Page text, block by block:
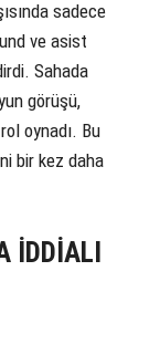
sadece
ve asist
Sahada
görüşü,
oynadı. Bu
bir kez daha
İDDİALI